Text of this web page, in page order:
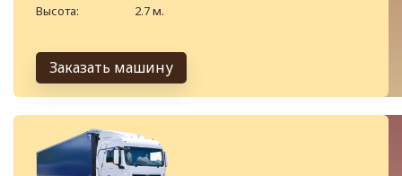
Высота:
2.7 м.
Заказать машину